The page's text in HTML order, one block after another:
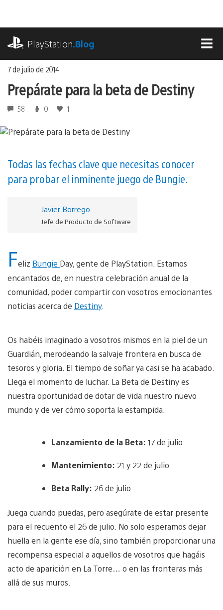
contenido
PlayStation.Blog
7 de julio de 2014
Prepárate para la beta de Destiny
58 0 1
Todas las fechas clave que necesitas conocer
para probar el inminente juego de Bungie.
Javier Borrego
Jefe de Producto de Software
Feliz Bungie Day, gente de PlayStation. Estamos
encantados de, en nuestra celebración anual de la
comunidad, poder compartir con vosotros emocionantes
noticias acerca de Destiny.
Os habéis imaginado a vosotros mismos en la piel de un
Guardián, merodeando la salvaje frontera en busca de
tesoros y gloria. El tiempo de soñar ya casi se ha acabado.
Llega el momento de luchar. La Beta de Destiny es
nuestra oportunidad de dotar de vida nuestro nuevo
mundo y de ver cómo soporta la estampida.
Lanzamiento de la Beta: 17 de julio
Mantenimiento: 21 y 22 de julio
Beta Rally: 26 de julio
Juega cuando puedas, pero asegúrate de estar presente
para el recuento el 26 de julio. No solo esperamos dejar
huella en la gente ese día, sino también proporcionar una
recompensa especial a aquellos de vosotros que hagáis
acto de aparición en La Torre… o en las fronteras más
allá de sus muros.